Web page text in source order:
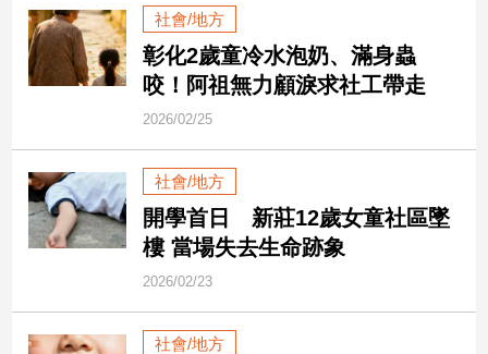
焦
點
點
兩
岸/
國
會/
地
社會/地方
彰化2歲童冷水泡奶、滿身蟲
咬！阿祖無力顧淚求社工帶走
2026/02/25
社會/地方
開學首日 新莊12歲女童社區墜
樓 當場失去生命跡象
2026/02/23
社會/地方